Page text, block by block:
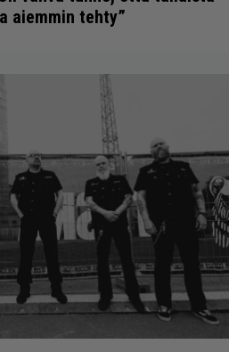
aiemmin tehty”